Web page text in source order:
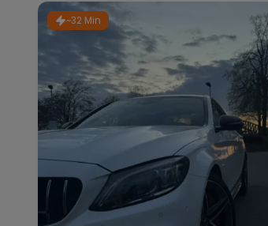
~32 Min